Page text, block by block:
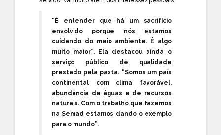
“É entender que há um sacrifício
envolvido porque nós estamos
cuidando do meio ambiente. É algo
muito maior”. Ela destacou ainda o
serviço público de qualidade
prestado pela pasta. “Somos um país
continental com clima favorável,
abundância de águas e de recursos
naturais. Com o trabalho que fazemos
na Semad estamos dando o exemplo
para o mundo”.